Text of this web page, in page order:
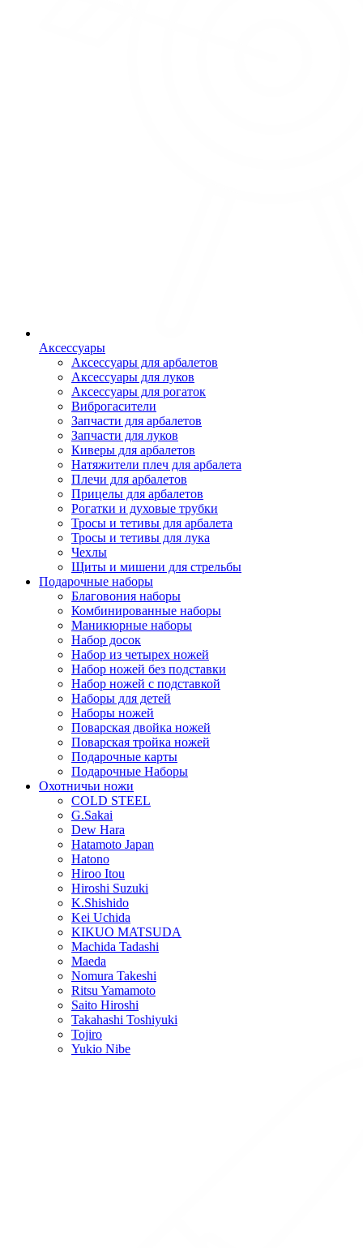
Аксессуары
Аксессуары для арбалетов
Аксессуары для луков
Аксессуары для рогаток
Виброгасители
Запчасти для арбалетов
Запчасти для луков
Киверы для арбалетов
Натяжители плеч для арбалета
Плечи для арбалетов
Прицелы для арбалетов
Рогатки и духовые трубки
Тросы и тетивы для арбалета
Тросы и тетивы для лука
Чехлы
Щиты и мишени для стрельбы
Подарочные наборы
Благовония наборы
Комбинированные наборы
Маникюрные наборы
Набор досок
Набор из четырех ножей
Набор ножей без подставки
Набор ножей с подставкой
Наборы для детей
Наборы ножей
Поварская двойка ножей
Поварская тройка ножей
Подарочные карты
Подарочные Наборы
Охотничьи ножи
COLD STEEL
G.Sakai
Dew Hara
Hatamoto Japan
Hatono
Hiroo Itou
Hiroshi Suzuki
K.Shishido
Kei Uchida
KIKUO MATSUDA
Machida Tadashi
Maeda
Nomura Takeshi
Ritsu Yamamoto
Saito Hiroshi
Takahashi Toshiyuki
Tojiro
Yukio Nibe